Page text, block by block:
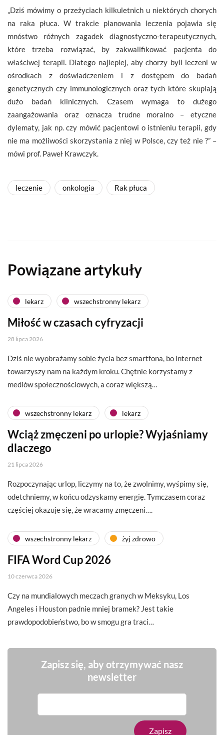
„Dziś mówimy o przeżyciach kilkuletnich u niektórych chorych
na raka płuca. W trakcie planowania leczenia pojawia się
mnóstwo różnych zagadek diagnostyczno-terapeutycznych,
które trzeba rozwiązać, by zakwalifikować pacjenta do
właściwej terapii. Dlatego najlepiej, aby chorzy byli leczeni w
ośrodkach z doświadczeniem i z dostępem do badań
genetycznych czy immunologicznych oraz tych które skupiają
dużo badań klinicznych. Czasem wymaga to dużego
zaangażowania oraz oznacza trudne moralno – etyczne
dylematy, jak np. czy mówić pacjentowi o istnieniu terapii, gdy
nie ma możliwości skorzystania z niej w Polsce, czy też nie ?” –
mówi prof. Paweł Krawczyk.
leczenie onkologia Rak płuca
Powiązane artykuły
lekarz wszechstronny lekarz
Miłość w czasach cyfryzacji
28 lipca 2026
Dziś nie wyobrażamy sobie życia bez smartfona, bo internet
towarzyszy nam na każdym kroku. Chętnie korzystamy z
mediów społecznościowych, a coraz większą…
wszechstronny lekarz lekarz
Wciąż zmęczeni po urlopie? Wyjaśniamy
dlaczego
21 lipca 2026
Rozpoczynając urlop, liczymy na to, że zwolnimy, wyśpimy się,
odetchniemy, w końcu odzyskamy energię. Tymczasem coraz
częściej okazuje się, że wracamy zmęczeni….
wszechstronny lekarz żyj zdrowo
FIFA Word Cup 2026
10 czerwca 2026
Czy na mundialowych meczach granych w Meksyku, Los
Angeles i Houston padnie mniej bramek? Jest takie
prawdopodobieństwo, bo w smogu gra traci…
Zapisz się, aby otrzymywać nasz
newsletter